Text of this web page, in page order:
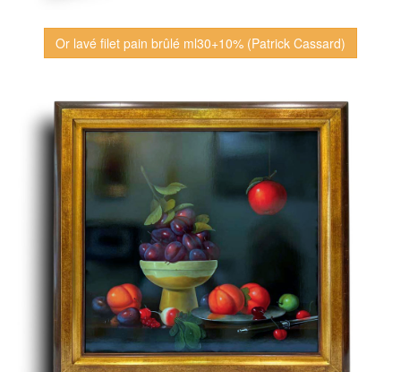
Or lavé filet pain brûlé ml30+10% (Patrick Cassard)